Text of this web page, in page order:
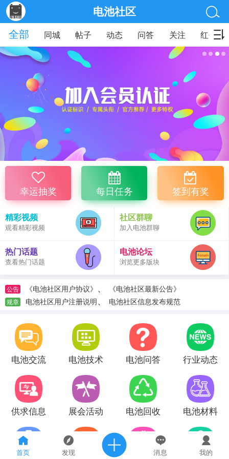
首页 发现 消息 我的
电池社区
全部
同城 帖子 动态 问答 关注 红包
幸运抽奖 每日任务 签到有奖
精彩视频
观看精彩视频
社区群聊
加入电池群聊
热门话题
查看热门话题
电池论坛
浏览更多版块
公告 《电池社区用户协议》 、 《电池社区最新公告》
规章 电池社区用户注册说明、 电池社区信息发布规范
电池交流 电池技术 电池问答 行业动态
供求信息 展会活动 电池回收 电池材料